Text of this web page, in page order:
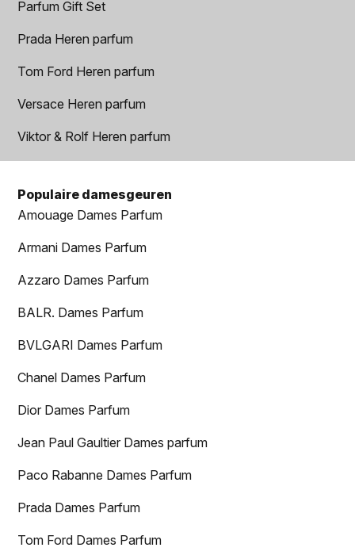
Parfum Gift Set
Prada Heren parfum
Tom Ford Heren parfum
Versace Heren parfum
Viktor & Rolf Heren parfum
Populaire damesgeuren
Amouage Dames Parfum
Armani Dames Parfum
Azzaro Dames Parfum
BALR. Dames Parfum
BVLGARI Dames Parfum
Chanel Dames Parfum
Dior Dames Parfum
Jean Paul Gaultier Dames parfum
Paco Rabanne Dames Parfum
Prada Dames Parfum
Tom Ford Dames Parfum